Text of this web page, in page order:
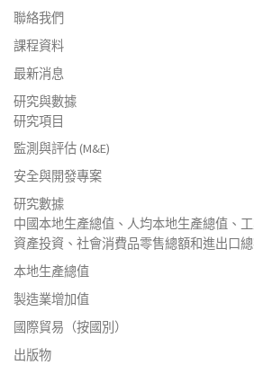
聯絡我們
課程資料
最新消息
研究與數據
研究項目
監測與評估 (M&E)
安全與開發專案
研究數據
中國本地生產總值、人均本地生產總值、
資產投資、社會消費品零售總額和進出口
本地生產總值
製造業增加值
國際貿易（按國別）
出版物